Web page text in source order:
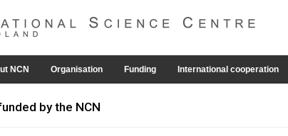
NCN Organisation Funding International cooperation
by the NCN